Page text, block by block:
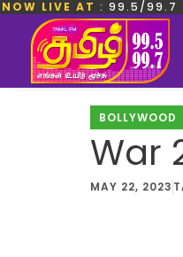
NOW LIVE AT : 99.5/99.7
BOLLYWOOD
War
MAY 22, 2023